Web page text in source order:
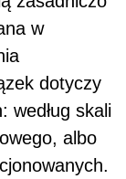
w
dotyczy
według skali
albo